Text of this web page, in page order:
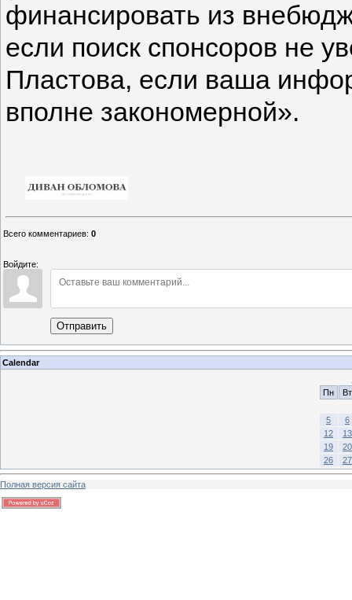
финансировать из
если поиск спонсоров не
Пластова, если ваша
вполне закономерной».
Всего комментариев: 0
Войдите:
Отправить
Calendar
Пн
Вт
5
6
12
13
19
20
26
27
Полная версия сайта